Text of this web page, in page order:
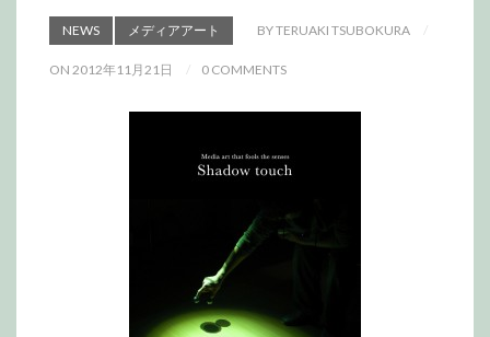
NEWS メディアアート BY TERUAKI TSUBOKURA
ON 2012年11月21日 0 COMMENTS